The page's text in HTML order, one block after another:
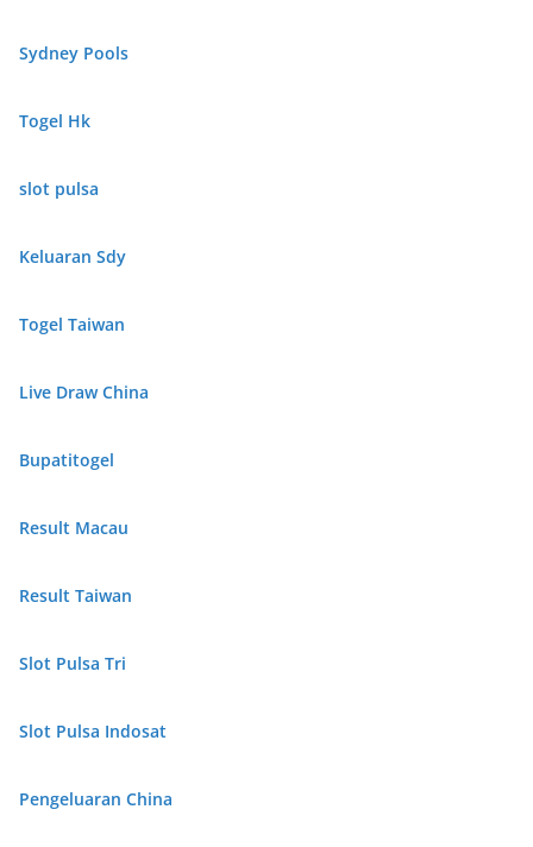
Sydney Pools
Togel Hk
slot pulsa
Keluaran Sdy
Togel Taiwan
Live Draw China
Bupatitogel
Result Macau
Result Taiwan
Slot Pulsa Tri
Slot Pulsa Indosat
Pengeluaran China